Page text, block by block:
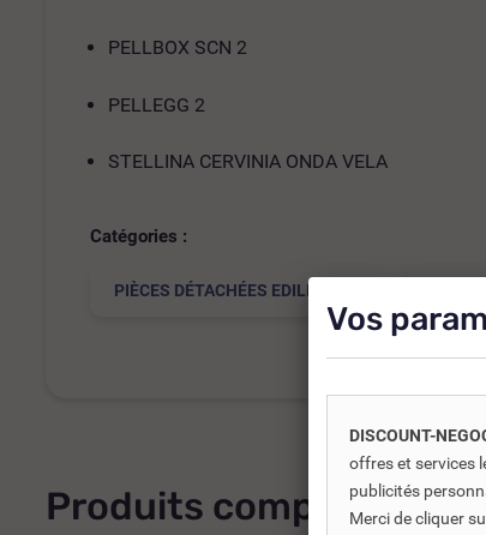
PELLBOX SCN 2
PELLEGG 2
STELLINA CERVINIA ONDA VELA
Catégories :
PIÈCES DÉTACHÉES EDILKAMIN
Produits
Vos
DISCOUNT-
offres et services
publicités
Merci de cliquer